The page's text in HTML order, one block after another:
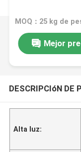
MOQ：25 kg de
Mejor
DESCRIPCIóN DE
Alta luz: